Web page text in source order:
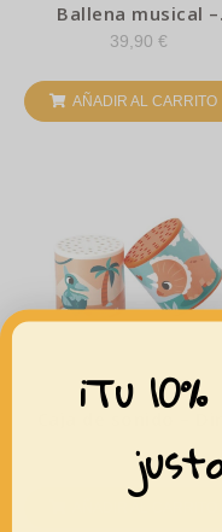
Ballena musical –
Moulin Roty
39,90 €
AÑADIR AL CARRITO
6,99
¡Tu